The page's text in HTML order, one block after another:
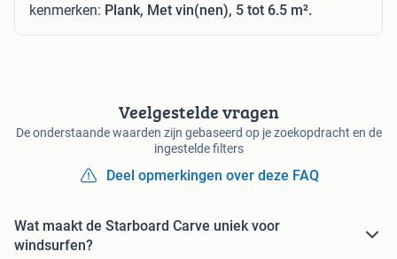
kenmerken: Plank, Met vin(nen), 5 tot 6.5 m².
Veelgestelde vragen
De onderstaande waarden zijn gebaseerd op je zoekopdracht en de
ingestelde filters
Deel opmerkingen over deze FAQ
Wat maakt de Starboard Carve uniek voor
windsurfen?